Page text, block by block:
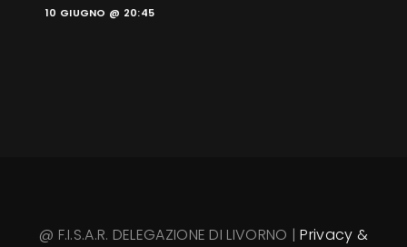
10 GIUGNO @ 20:45
@ F.I.S.A.R. DELEGAZIONE DI LIVORNO |Privacy &